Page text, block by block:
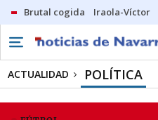
Brutal cogida Iraola-Víctor
ACTUALIDAD POLÍTICA